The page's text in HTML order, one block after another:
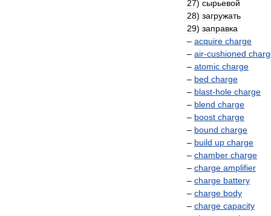
27) сырьевой
28) загружать
29) заправка
– acquire charge
– air-cushioned
– atomic charge
– bed charge
– blast-hole charge
– blend charge
– boost charge
– bound charge
– build up charge
– chamber charge
– charge amplifier
– charge battery
– charge body
– charge capacity